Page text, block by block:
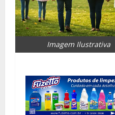
Imagem Ilustrativa